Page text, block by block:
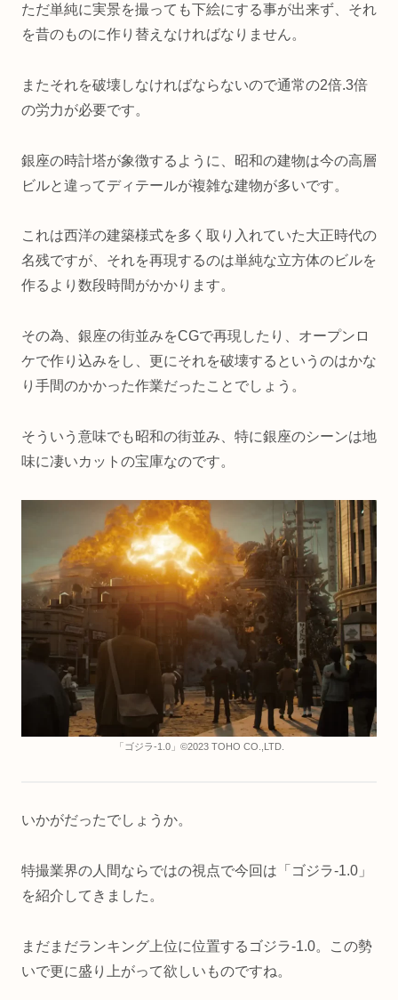
ただ単純に実景を撮っても下絵にする事が出来ず、それ
を昔のものに作り替えなければなりません。
またそれを破壊しなければならないので通常の2倍.3倍
の労力が必要です。
銀座の時計塔が象徴するように、昭和の建物は今の高層
ビルと違ってディテールが複雑な建物が多いです。
これは西洋の建築様式を多く取り入れていた大正時代の
名残ですが、それを再現するのは単純な立方体のビルを
作るより数段時間がかかります。
その為、銀座の街並みをCGで再現したり、オープンロ
ケで作り込みをし、更にそれを破壊するというのはかな
り手間のかかった作業だったことでしょう。
そういう意味でも昭和の街並み、特に銀座のシーンは地
味に凄いカットの宝庫なのです。
「ゴジラ-1.0」©2023 TOHO CO.,LTD.
いかがだったでしょうか。
特撮業界の人間ならではの視点で今回は「ゴジラ-1.0」
を紹介してきました。
まだまだランキング上位に位置するゴジラ-1.0。この勢
いで更に盛り上がって欲しいものですね。